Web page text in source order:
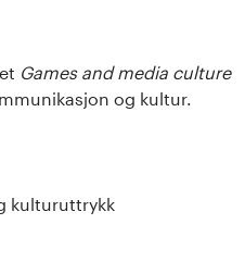
Games and media culture
og kultur.
kulturuttrykk